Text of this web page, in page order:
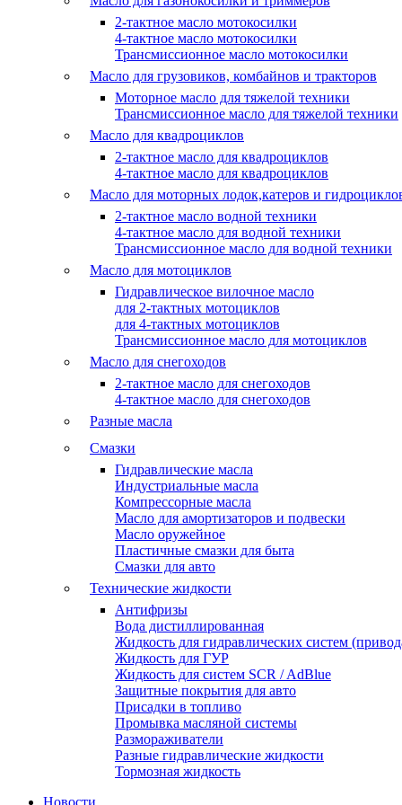
2-тактное масло мотокосилки
4-тактное масло мотокосилки
Трансмиссионное масло мотокосилки
Масло для грузовиков, комбайнов и тракторов
Моторное масло для тяжелой техники
Трансмиссионное масло для тяжелой техники
Масло для квадроциклов
2-тактное масло для квадроциклов
4-тактное масло для квадроциклов
Масло для моторных лодок,катеров и
2-тактное масло водной техники
4-тактное масло для водной техники
Трансмиссионное масло для водной техники
Масло для мотоциклов
Гидравлическое вилочное масло
для 2-тактных мотоциклов
для 4-тактных мотоциклов
Трансмиссионное масло для мотоциклов
Масло для снегоходов
2-тактное масло для снегоходов
4-тактное масло для снегоходов
Разные масла
Смазки
Гидравлические масла
Индустриальные масла
Компрессорные масла
Масло для амортизаторов и подвески
Масло оружейное
Пластичные смазки для быта
Смазки для авто
Технические жидкости
Антифризы
Вода дистиллированная
Жидкость для гидравлических систем
Жидкость для ГУР
Жидкость для систем SCR / AdBlue
Защитные покрытия для авто
Присадки в топливо
Промывка масляной системы
Размораживатели
Разные гидравлические жидкости
Тормозная жидкость
Новости